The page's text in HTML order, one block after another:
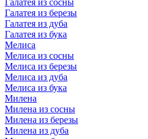
Галатея из сосны
Галатея из березы
Галатея из дуба
Галатея из бука
Мелиса
Мелиса из сосны
Мелиса из березы
Мелиса из дуба
Мелиса из бука
Милена
Милена из сосны
Милена из березы
Милена из дуба